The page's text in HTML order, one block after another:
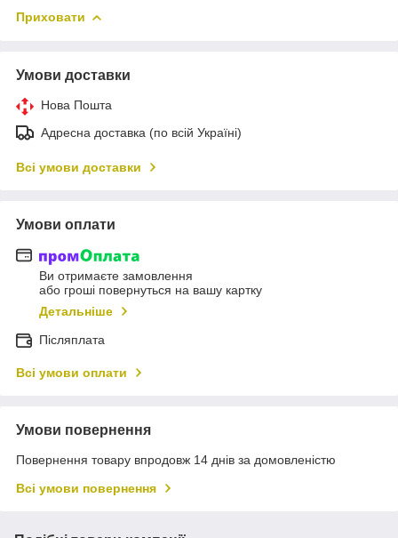
Приховати
Умови доставки
Нова Пошта
Адресна доставка (по всій Україні)
Всі умови доставки
Умови оплати
Ви отримаєте замовлення
або гроші повернуться на вашу картку
Детальніше
Післяплата
Всі умови оплати
Умови повернення
Повернення товару впродовж 14 днів за домовленістю
Всі умови повернення